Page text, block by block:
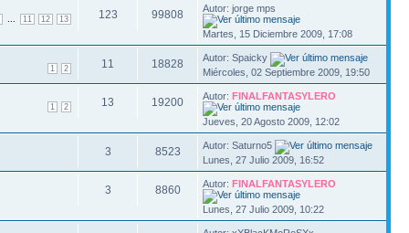
11 12 13 123 99808 Autor: jorge mps
Martes, 15 Diciembre 2009, 17:08
1 2 11 18828
Autor: Spaicky
Miércoles, 02 Septiembre 2009, 19:50
1 2 13 19200 Autor:FINALFANTASYLERO
Jueves, 20 Agosto 2009, 12:02
3 8523
Autor: Saturno5
Lunes, 27 Julio 2009, 16:52
3 8860 Autor:FINALFANTASYLERO
Lunes, 27 Julio 2009, 10:22